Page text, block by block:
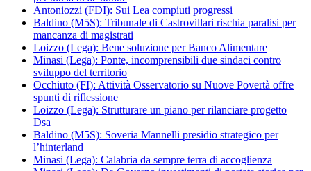
Antoniozzi (FDI): Sui Lea compiuti progressi
Baldino (M5S): Tribunale di Castrovillari rischia paralisi per
mancanza di magistrati
Loizzo (Lega): Bene soluzione per Banco Alimentare
Minasi (Lega): Ponte, incomprensibili due sindaci contro
sviluppo del territorio
Occhiuto (FI): Attività Osservatorio su Nuove Povertà offre
spunti di riflessione
Loizzo (Lega): Strutturare un piano per rilanciare progetto
Dsa
Baldino (M5S): Soveria Mannelli presidio strategico per
l’hinterland
Minasi (Lega): Calabria da sempre terra di accoglienza